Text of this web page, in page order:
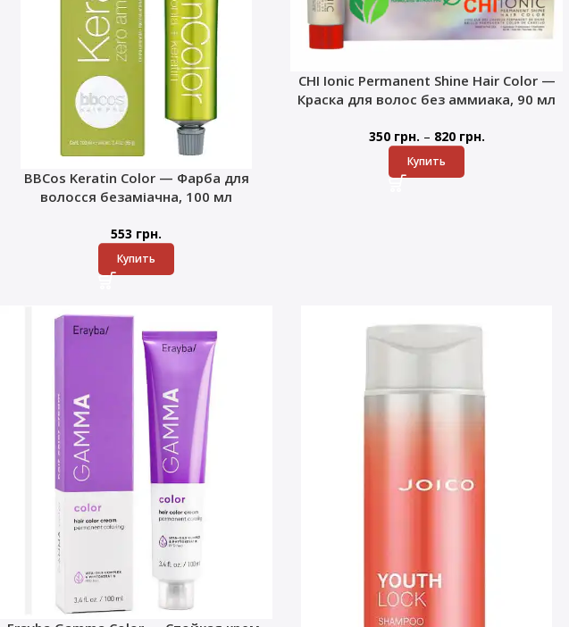
BBCos Keratin Color — Фарба для
волосся безаміачна, 100 мл
553 грн.
Купить
CHI Ionic Permanent Shine Hair Color —
Краска для волос без аммиака, 90 мл
350 грн. – 820 грн.
Купить